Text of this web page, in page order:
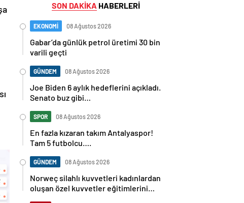
SON DAKİKA HABERLERİ
EKONOMİ 08 Ağustos 2026
Gabar’da günlük petrol üretimi 30 bin
varili geçti
GÜNDEM 08 Ağustos 2026
Joe Biden 6 aylık hedeflerini açıkladı.
Senato buz gibi…
SPOR 08 Ağustos 2026
En fazla kızaran takım Antalyaspor!
Tam 5 futbolcu….
GÜNDEM 08 Ağustos 2026
Norweç silahlı kuvvetleri kadınlardan
oluşan özel kuvvetler eğitimlerini